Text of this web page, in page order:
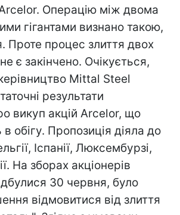
Операцію між двома
гігантами визнано такою,
Проте процес злиття двох
є закінчено. Очікується,
Mittal Steel
результати
викуп акцій Arcelor, що
обігу. Пропозиція діяла до
Іспанії, Люксембурзі,
На зборах акціонерів
30 червня, було
відмовитися від злиття